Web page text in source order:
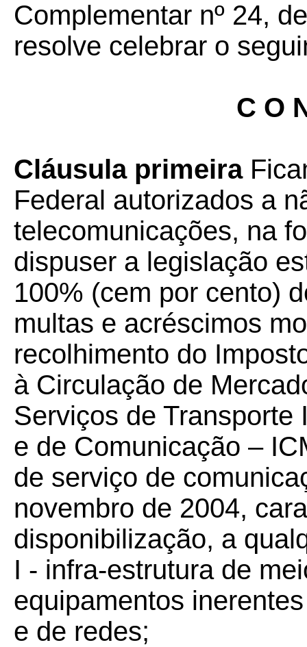
Complementar nº 24,
resolve celebrar o
C O
Cláusula primeira
Federal autorizados a
telecomunicações, na
dispuser a legislação
100% (cem por cento)
multas e acréscimos
recolhimento do
à Circulação de
Serviços de
e de Comunicação –
de serviço de
novembro de 2004,
disponibilização, a
I - infra-estrutura de
equipamentos
e de redes;